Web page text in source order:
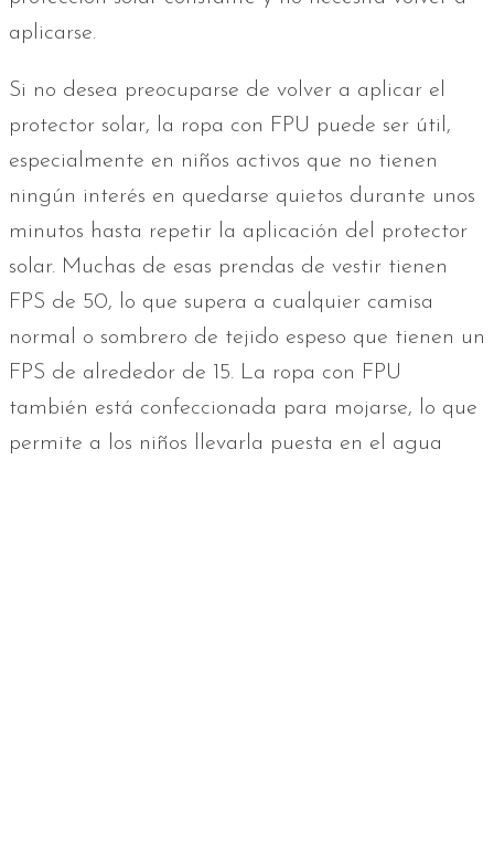
aplicarse.
Si no desea preocuparse de volver a aplicar el
protector solar, la ropa con FPU puede ser útil,
especialmente en niños activos que no tienen
ningún interés en quedarse quietos durante unos
minutos hasta repetir la aplicación del protector
solar. Muchas de esas prendas de vestir tienen
FPS de 50, lo que supera a cualquier camisa
normal o sombrero de tejido espeso que tienen un
FPS de alrededor de 15. La ropa con FPU
también está confeccionada para mojarse, lo que
permite a los niños llevarla puesta en el agua